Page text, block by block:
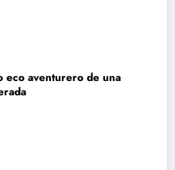
eco aventurero de una